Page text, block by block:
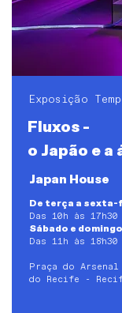
Exposição
Fluxos -
o Japão e a
Japan House
De terça a sexta-
Das 10h às 17h30
Sábado e domingo
Das 11h às 18h30
Praça do
do Recife -